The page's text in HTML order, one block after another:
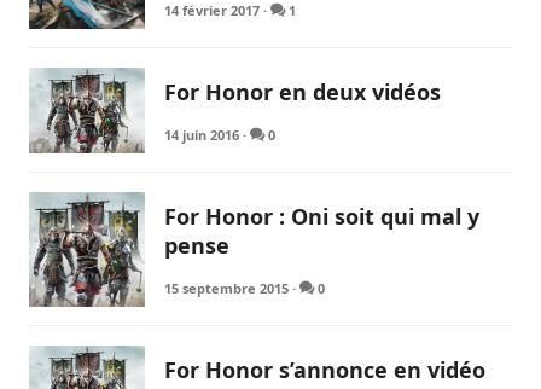
14 février 2017 · 1
For Honor en deux vidéos
14 juin 2016 · 0
For Honor : Oni soit qui mal y
pense
15 septembre 2015 · 0
For Honor s’annonce en vidéo